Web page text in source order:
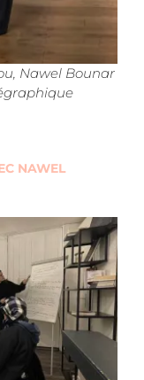
Nawel Bounar
NAWEL